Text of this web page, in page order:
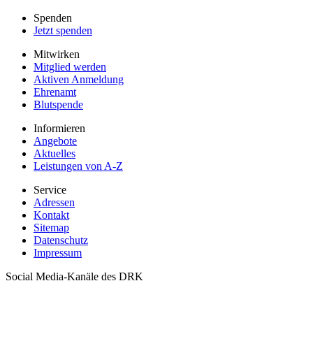
Spenden
Jetzt spenden
Mitwirken
Mitglied werden
Aktiven Anmeldung
Ehrenamt
Blutspende
Informieren
Angebote
Aktuelles
Leistungen von A-Z
Service
Adressen
Kontakt
Sitemap
Datenschutz
Impressum
Social Media-Kanäle des DRK